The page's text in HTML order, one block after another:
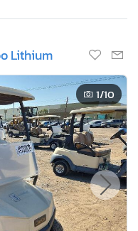
Lithium
1/10